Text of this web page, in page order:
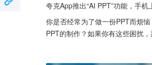
夸克App推出“AI PPT”功能，手
你是否经常为了做一份PPT而烦
PPT的制作？如果你有这些困扰